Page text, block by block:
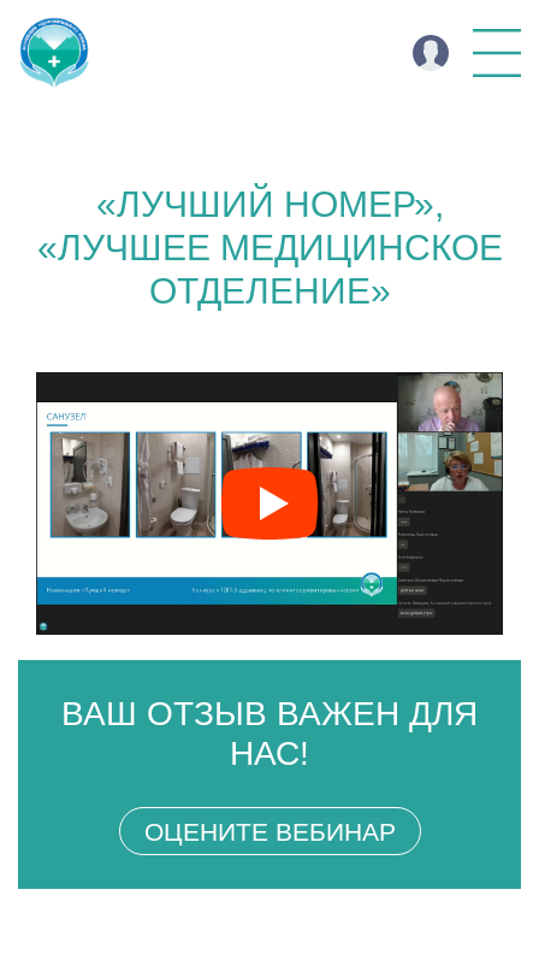
«ЛУЧШИЙ НОМЕР»,
«ЛУЧШЕЕ МЕДИЦИНСКОЕ
ОТДЕЛЕНИЕ»
ВАШ ОТЗЫВ ВАЖЕН ДЛЯ
НАС!
ОЦЕНИТЕ ВЕБИНАР